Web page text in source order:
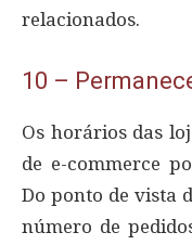
relacionados.
10 –
Os horários das
de e-commerce
Do ponto de vista
número de